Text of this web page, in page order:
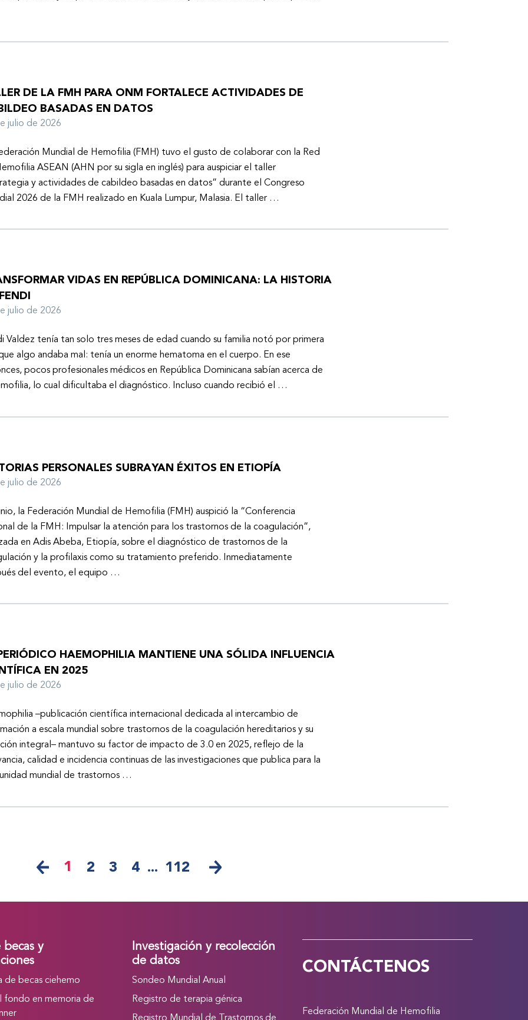
DE LA FMH PARA ONM FORTALECE ACTIVIDADES DE
BASADAS EN DATOS
julio de 2026
Mundial de Hemofilia (FMH) tuvo el gusto de colaborar con la Red
ASEAN (AHN por su sigla en inglés) para auspiciar el taller
y actividades de cabildeo basadas en datos” durante el Congreso
2026 de la FMH realizado en Kuala Lumpur, Malasia. El taller …
VIDAS EN REPÚBLICA DOMINICANA: LA HISTORIA
julio de 2026
Valdez tenía tan solo tres meses de edad cuando su familia notó por primera
algo andaba mal: tenía un enorme hematoma en el cuerpo. En ese
pocos profesionales médicos en República Dominicana sabían acerca de
lo cual dificultaba el diagnóstico. Incluso cuando recibió el …
PERSONALES SUBRAYAN ÉXITOS EN ETIOPÍA
julio de 2026
la Federación Mundial de Hemofilia (FMH) auspició la “Conferencia
de la FMH: Impulsar la atención para los trastornos de la coagulación”,
en Adis Abeba, Etiopía, sobre el diagnóstico de trastornos de la
y la profilaxis como su tratamiento preferido. Inmediatamente
del evento, el equipo …
HAEMOPHILIA MANTIENE UNA SÓLIDA INFLUENCIA
EN 2025
julio de 2026
–publicación científica internacional dedicada al intercambio de
a escala mundial sobre trastornos de la coagulación hereditarios y su
integral– mantuvo su factor de impacto de 3.0 en 2025, reflejo de la
calidad e incidencia continuas de las investigaciones que publica para la
mundial de trastornos …
1 2 3 4 ... 112
becas y
de becas ciehemo
fondo en memoria de
Investigación y recolección
de datos
Sondeo Mundial Anual
Registro de terapia génica
CONTÁCTENOS
Federación Mundial de Hemofilia